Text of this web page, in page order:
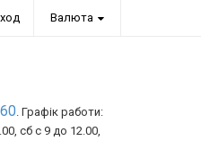
Валюта
. Графік работи:
сб с 9 до 12.00,